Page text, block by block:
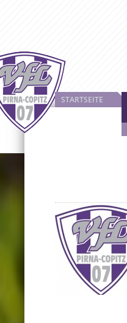
STARTSEITE